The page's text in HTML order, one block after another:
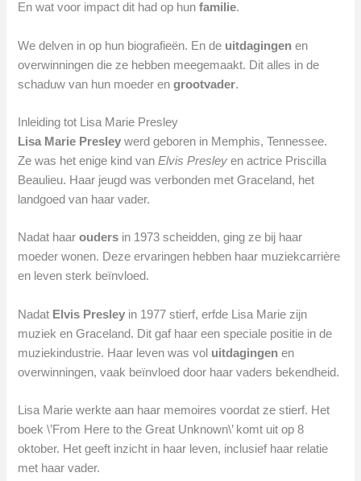
En wat voor impact dit had op hunfamilie.
We delven in op hun biografieën. En de uitdagingen en
overwinningen die ze hebben meegemaakt. Dit alles in de
schaduw van hun moeder engrootvader.
Inleiding tot Lisa Marie Presley
Lisa Marie Presley werd geboren in Memphis, Tennessee.
Ze was het enige kind vanElvis Presley en actrice Priscilla
Beaulieu. Haar jeugd was verbonden met Graceland, het
landgoed van haar vader.
Nadat haarouders in 1973 scheidden, ging ze bij haar
moeder wonen. Deze ervaringen hebben haar muziekcarrière
en leven sterk beïnvloed.
Nadat Elvis Presley in 1977 stierf, erfde Lisa Marie zijn
muziek en Graceland. Dit gaf haar een speciale positie in de
muziekindustrie. Haar leven was vol uitdagingen en
overwinningen, vaak beïnvloed door haar vaders bekendheid.
Lisa Marie werkte aan haar memoires voordat ze stierf. Het
boek \’From Here to the Great Unknown\’ komt uit op 8
oktober. Het geeft inzicht in haar leven, inclusief haar relatie
met haar vader.